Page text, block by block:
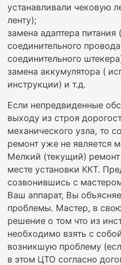
устанавливали чековую
ленту);
замена адаптера
соединительного
соединительного
замена аккумулятора (
инструкции) и т.д.
Если непредвиденные
выходу из строя
механического узла, то
ремонт уже не является
Мелкий (текущий)
месте установки ККТ.
созвонившись с
Ваш аппарат, Вы
проблемы. Мастер, в
решение о том что из
необходимо взять с
возникшую проблему
в этом ЦТО согласно